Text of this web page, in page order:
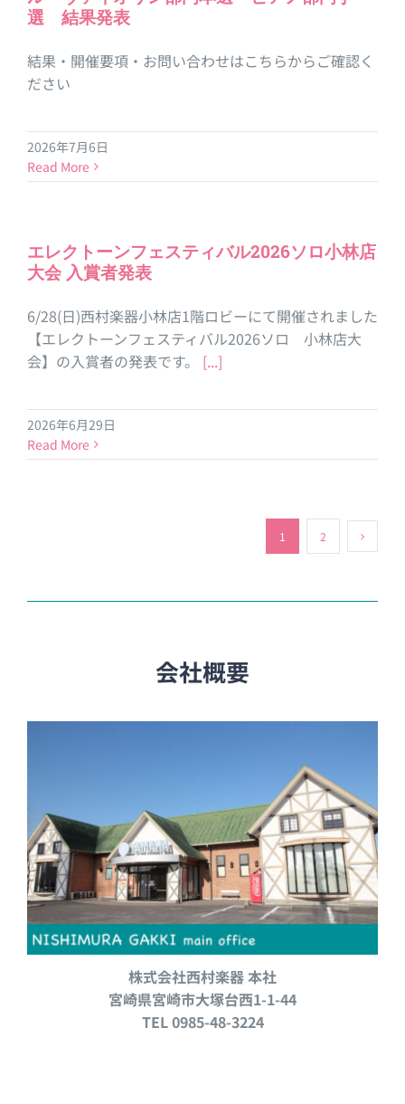
選 結果発表
結果・開催要項・お問い合わせはこちらからご確認く
ださい
2026年7月6日
Read More
エレクトーンフェスティバル2026ソロ小林店
大会 入賞者発表
6/28(日)西村楽器小林店1階ロビーにて開催されました
【エレクトーンフェスティバル2026ソロ 小林店大
会】の入賞者の発表です。 [...]
2026年6月29日
Read More
1 2
会社概要
株式会社西村楽器 本社
宮崎県宮崎市大塚台西1-1-44
TEL 0985-48-3224